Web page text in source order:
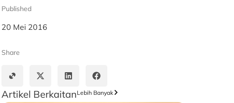
Published
20 Mei 2016
Share
Artikel BerkaitanLebih Banyak